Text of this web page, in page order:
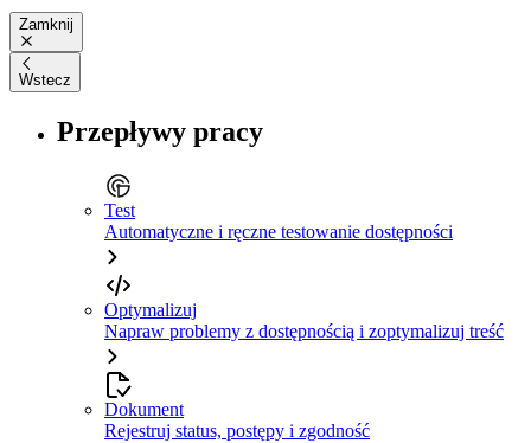
Zamknij
Wstecz
Przepływy pracy
Test
Automatyczne i ręczne testowanie dostępności
Optymalizuj
Napraw problemy z dostępnością i zoptymalizuj treść
Dokument
Rejestruj status, postępy i zgodność